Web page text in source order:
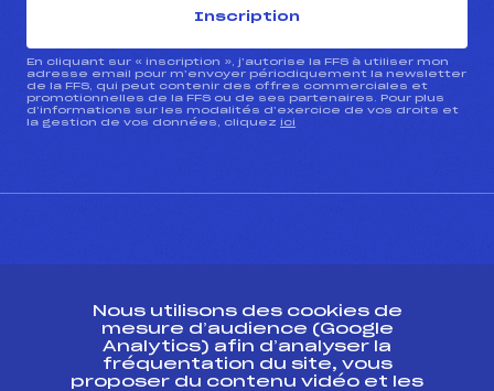
Inscription
En cliquant sur « inscription », j’autorise la FFS à utiliser mon
adresse email pour m’envoyer périodiquement la newsletter
de la FFS, qui peut contenir des offres commerciales et
promotionnelles de la FFS ou de ses partenaires. Pour plus
d’informations sur les modalités d’exercice de vos droits et
la gestion de vos données, cliquez ici
Ressources
Nous utilisons des cookies de
mesure d’audience (Google
Analytics) afin d’analyser la
fréquentation du site, vous
proposer du contenu vidéo et les